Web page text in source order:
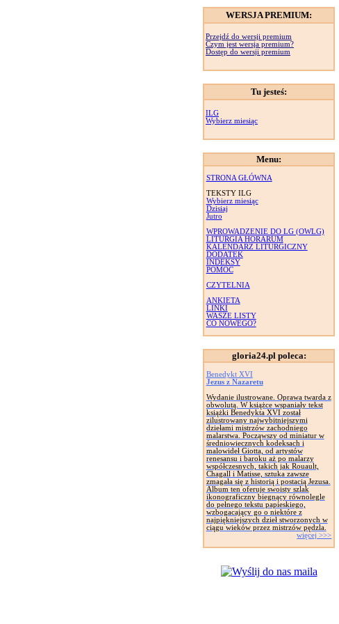
WERSJA PREMIUM:
Przejdź do wersji premium
Czym jest wersja premium?
Dostęp do wersji premium
Tu jesteś:
ILG
Wybierz miesiąc
Menu:
STRONA GŁÓWNA
TEKSTY ILG
Wybierz miesiąc
Dzisiaj
Jutro
WPROWADZENIE DO LG (OWLG)
LITURGIA HORARUM
KALENDARZ LITURGICZNY
DODATEK
INDEKSY
POMOC
CZYTELNIA
ANKIETA
LINKI
WASZE LISTY
CO NOWEGO?
gloria24.pl poleca:
Benedykt XVI
Jezus z Nazaretu
Wydanie ilustrowane. Oprawa twarda z
obwolutą. W książce wspaniały tekst
książki Benedykta XVI został
zilustrowany najwybitniejszymi
dziełami mistrzów zachodniego
malarstwa. Począwszy od miniatur w
średniowiecznych kodeksach i
malowideł Giotta, od artystów
renesansu i baroku aż po malarzy
współczesnych, takich jak Rouault,
Chagall i Matisse, sztuka zawsze
zmagała się z historią i postacią Jezusa.
Album ten oferuje swoisty szlak
ikonograficzny biegnący równolegle
do pełnego tekstu papieskiego,
wzbogacający go o niektóre z
najpiękniejszych dzieł stworzonych w
ciągu wieków przez mistrzów pędzla.
więcej >>>